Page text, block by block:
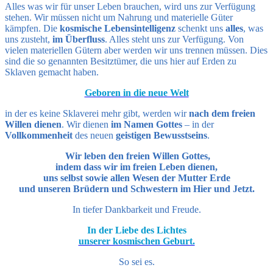
Alles was wir für unser Leben brauchen, wird uns zur Verfügung
stehen. Wir müssen nicht um Nahrung und materielle Güter
kämpfen. Die kosmische Lebensintelligenz schenkt uns alles, was
uns zusteht, im Überfluss. Alles steht uns zur Verfügung. Von
vielen materiellen Gütern aber werden wir uns trennen müssen. Dies
sind die so genannten Besitztümer, die uns hier auf Erden zu
Sklaven gemacht haben.
Geboren in die neue Welt
in der es keine Sklaverei mehr gibt, werden wirnach dem freien
Willen dienen. Wir dienen im Namen Gottes – in der
Vollkommenheit des neuen geistigen Bewusstseins.
Wir leben den freien Willen Gottes,
indem dass wir im freien Leben dienen,
uns selbst sowie allen Wesen der Mutter Erde
und unseren Brüdern und Schwestern im Hier und Jetzt.
In tiefer Dankbarkeit und Freude.
In der Liebe des Lichtes
unserer kosmischen Geburt.
So sei es.